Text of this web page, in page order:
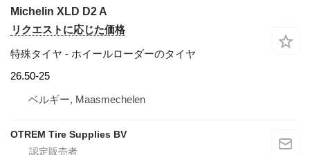
Michelin XLD D2 A
リクエストに応じた価格
特殊タイヤ - ホイールローダーのタイヤ
26.50-25
ベルギー, Maasmechelen
OTREM Tire Supplies BV